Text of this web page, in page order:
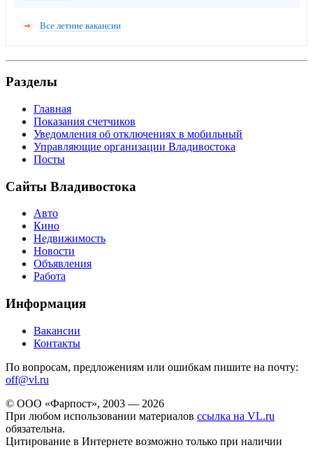
Все летние вакансии
Разделы
Главная
Показания счетчиков
Уведомления об отключениях в мобильный
Управляющие организации Владивостока
Посты
Сайты Владивостока
Авто
Кино
Недвижимость
Новости
Объявления
Работа
Информация
Вакансии
Контакты
По вопросам, предложениям или ошибкам пишите на почту:
off@vl.ru
© ООО «Фарпост», 2003 — 2026
При любом использовании материалов ссылка на VL.ru
обязательна.
Цитирование в Интернете возможно только при наличии